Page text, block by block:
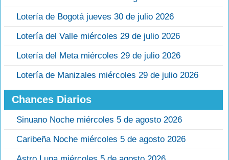
Lotería de Bogotá jueves 30 de julio 2026
Lotería del Valle miércoles 29 de julio 2026
Lotería del Meta miércoles 29 de julio 2026
Lotería de Manizales miércoles 29 de julio 2026
Chances Diarios
Sinuano Noche miércoles 5 de agosto 2026
Caribeña Noche miércoles 5 de agosto 2026